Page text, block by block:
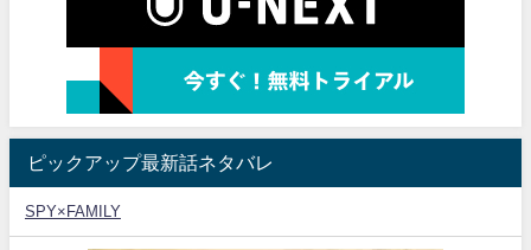
ピックアップ最新話ネタバレ
SPY×FAMILY